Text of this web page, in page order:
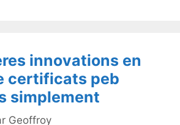
innovations en
certificats peb
simplement
Geoffroy